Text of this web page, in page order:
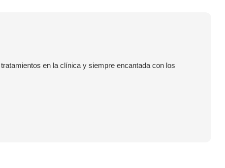
en la clínica y siempre encantada con los